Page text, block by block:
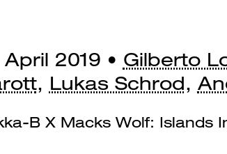
April 2019 • Gilberto
, Lukas Schrod,
B X Macks Wolf: Islands